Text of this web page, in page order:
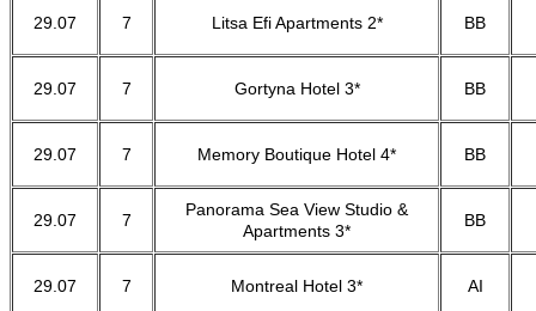
29.07 7 Litsa Efi Apartments 2* BB
29.07 7 Gortyna Hotel 3* BB
29.07 7 Memory Boutique Hotel 4* BB
29.07 7
Panorama Sea View Studio &
Apartments 3*
BB
29.07 7 Montreal Hotel 3* AI